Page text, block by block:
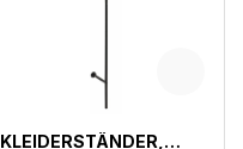
KLEIDERSTÄNDER,